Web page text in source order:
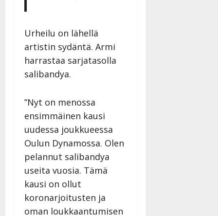
Urheilu on lähellä
artistin sydäntä. Armi
harrastaa sarjatasolla
salibandya.
”Nyt on menossa
ensimmäinen kausi
uudessa joukkueessa
Oulun Dynamossa. Olen
pelannut salibandya
useita vuosia. Tämä
kausi on ollut
koronarjoitusten ja
oman loukkaantumisen